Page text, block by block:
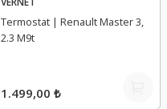
Termostat | Renault Master 3,
2.3 M9t
1.499,00 ₺